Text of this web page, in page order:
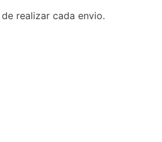
realizar cada envio.